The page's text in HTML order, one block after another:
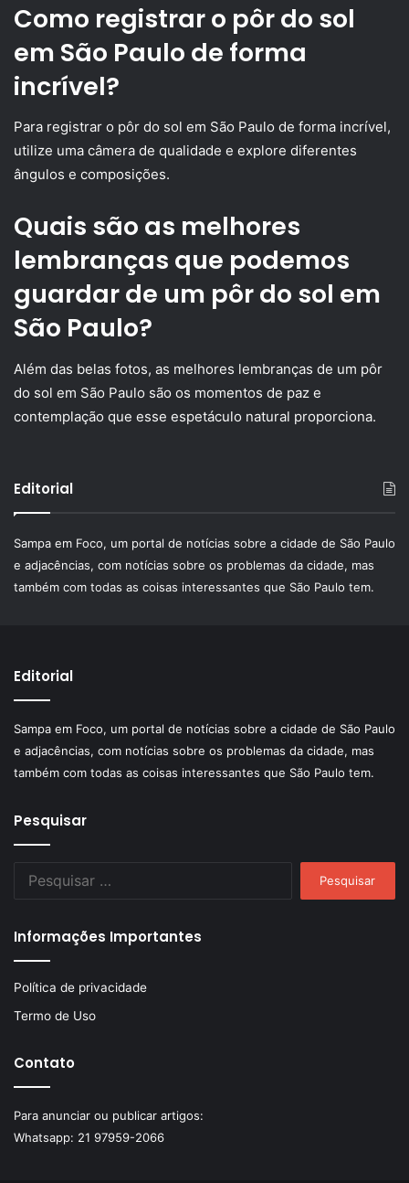
Como registrar o pôr do sol
em São Paulo de forma
incrível?
Para registrar o pôr do sol em São Paulo de forma incrível,
utilize uma câmera de qualidade e explore diferentes
ângulos e composições.
Quais são as melhores
lembranças que podemos
guardar de um pôr do sol em
São Paulo?
Além das belas fotos, as melhores lembranças de um pôr
do sol em São Paulo são os momentos de paz e
contemplação que esse espetáculo natural proporciona.
Editorial
Sampa em Foco, um portal de notícias sobre a cidade de São Paulo
e adjacências, com notícias sobre os problemas da cidade, mas
também com todas as coisas interessantes que São Paulo tem.
Editorial
Sampa em Foco, um portal de notícias sobre a cidade de São Paulo
e adjacências, com notícias sobre os problemas da cidade, mas
também com todas as coisas interessantes que São Paulo tem.
Pesquisar
Informações Importantes
Política de privacidade
Termo de Uso
Contato
Para anunciar ou publicar artigos:
Whatsapp: 21 97959-2066